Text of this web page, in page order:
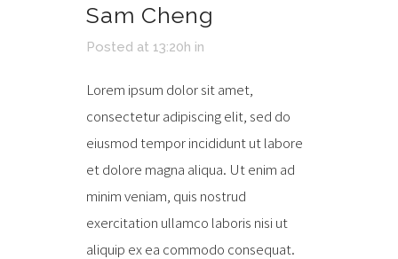
Sam Cheng
Posted at 13:20h in
Lorem ipsum dolor sit amet,
consectetur adipiscing elit, sed do
eiusmod tempor incididunt ut labore
et dolore magna aliqua. Ut enim ad
minim veniam, quis nostrud
exercitation ullamco laboris nisi ut
aliquip ex ea commodo consequat.